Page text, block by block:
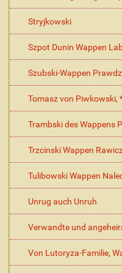
Stryjkowski
Szpot Dunin Wappen
Szubski-Wappen
Tomasz von Piwkowski,
Trambski des Wappens
Trzcinski Wappen
Tulibowski Wappen
Unrug auch Unruh
Verwandte und
Von Lutoryza-Familie,